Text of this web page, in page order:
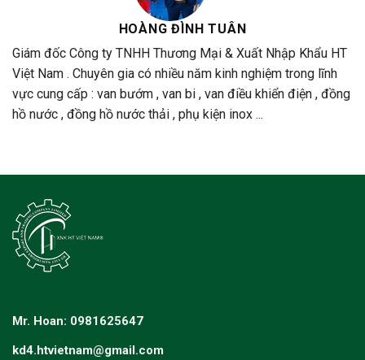
HOÀNG ĐÌNH TUÂN
Giám đốc Công ty TNHH Thương Mại & Xuất Nhập Khẩu HT
Việt Nam . Chuyên gia có nhiều năm kinh nghiệm trong lĩnh
vực cung cấp : van bướm , van bi , van điều khiển điện , đồng
hồ nước , đồng hồ nước thải , phụ kiện inox ...
Mr. Hoan: 0981625647
kd4.htvietnam@gmail.com